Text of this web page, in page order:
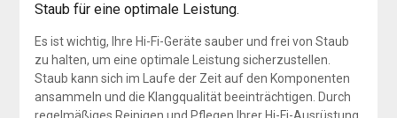
Staub für eine optimale Leistung.
Es ist wichtig, Ihre Hi-Fi-Geräte sauber und frei von Staub
zu halten, um eine optimale Leistung sicherzustellen.
Staub kann sich im Laufe der Zeit auf den Komponenten
ansammeln und die Klangqualität beeinträchtigen. Durch